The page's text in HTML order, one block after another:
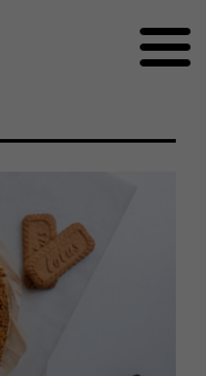

